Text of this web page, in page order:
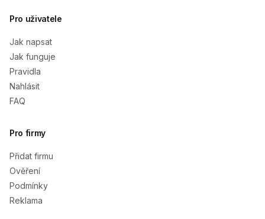
Pro uživatele
Jak napsat
Jak funguje
Pravidla
Nahlásit
FAQ
Pro firmy
Přidat firmu
Ověření
Podmínky
Reklama